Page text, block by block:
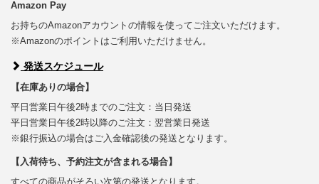
Amazon Pay
お持ちのAmazonアカウントの情報を使ってご注文いただけます。
※Amazonのポイントはご利用いただけません。
発送スケジュール
【在庫ありの場合】
平日営業日午後2時までのご注文：当日発送
平日営業日午後2時以降のご注文：翌営業日発送
※銀行振込の場合はご入金確認後の発送となります。
【入荷待ち、予約注文が含まれる場合】
すべての商品がそろい次第の発送となります。